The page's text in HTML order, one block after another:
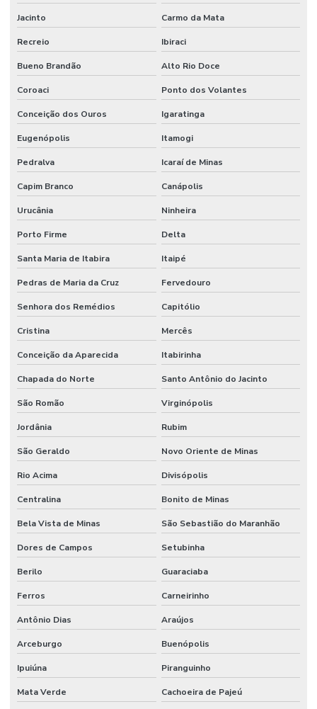
Jacinto Carmo da Mata
Recreio Ibiraci
Bueno Brandão Alto Rio Doce
Coroaci Ponto dos Volantes
Conceição dos Ouros Igaratinga
Eugenópolis Itamogi
Pedralva Icaraí de Minas
Capim Branco Canápolis
Urucânia Ninheira
Porto Firme Delta
Santa Maria de Itabira Itaipé
Pedras de Maria da Cruz Fervedouro
Senhora dos Remédios Capitólio
Cristina Mercês
Conceição da Aparecida Itabirinha
Chapada do Norte Santo Antônio do Jacinto
São Romão Virginópolis
Jordânia Rubim
São Geraldo Novo Oriente de Minas
Rio Acima Divisópolis
Centralina Bonito de Minas
Bela Vista de Minas São Sebastião do Maranhão
Dores de Campos Setubinha
Berilo Guaraciaba
Ferros Carneirinho
Antônio Dias Araújos
Arceburgo Buenópolis
Ipuiúna Piranguinho
Mata Verde Cachoeira de Pajeú